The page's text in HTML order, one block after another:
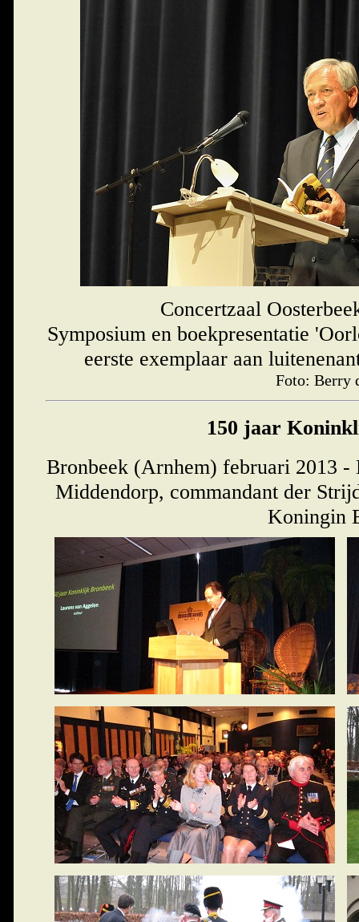
Concertzaal
Symposium en boekpresentatie
eerste exemplaar aan
Foto: Berry
150 jaar
Bronbeek (Arnhem) februari 2013 -
Middendorp, commandant der
Koningin